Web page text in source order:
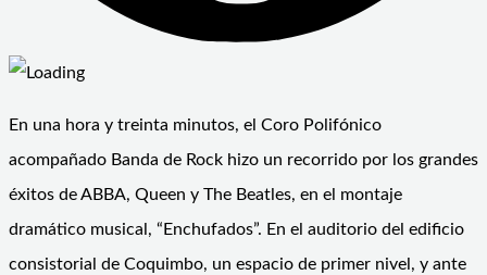
En una hora y treinta minutos, el Coro Polifónico
acompañado Banda de Rock hizo un recorrido por los grandes
éxitos de ABBA, Queen y The Beatles, en el montaje
dramático musical, “Enchufados”. En el auditorio del edificio
consistorial de Coquimbo, un espacio de primer nivel, y ante